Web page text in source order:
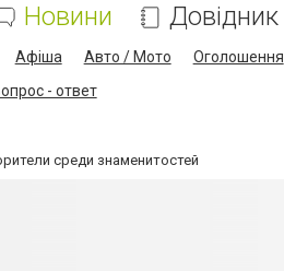
Новини Довідник
Афіша Авто / Мото Оголошення
- ответ
среди знаменитостей